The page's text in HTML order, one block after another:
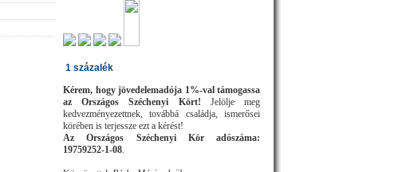
1 százalék
Kérem, hogy jövedelemadója 1%-val támogassa
az Országos Széchenyi Kört! Jelölje meg
kedvezményezettnek, továbbá családja, ismerősei
körében is terjessze ezt a kérést!
Az Országos Széchenyi Kör adószáma:
19759252-1-08.